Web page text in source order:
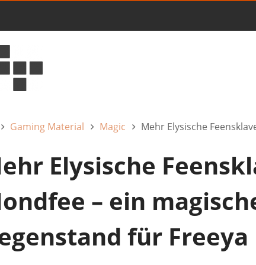
Gaming Material Magic Mehr Elysische
Elysische
– ein
für Freeya